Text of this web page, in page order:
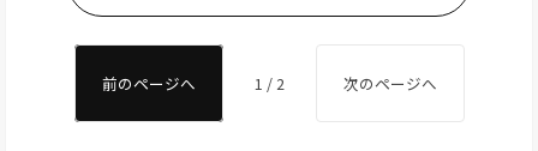
前のページへ 1 / 2 次のページへ